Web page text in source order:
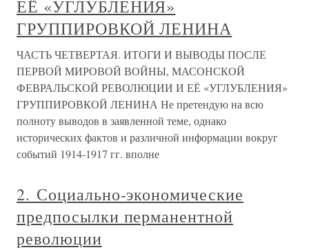
ЕЁ «УГЛУБЛЕНИЯ»
ГРУППИРОВКОЙ ЛЕНИНА
ЧАСТЬ ЧЕТВЕРТАЯ. ИТОГИ И ВЫВОДЫ ПОСЛЕ
ПЕРВОЙ МИРОВОЙ ВОЙНЫ, МАСОНСКОЙ
ФЕВРАЛЬСКОЙ РЕВОЛЮЦИИ И ЕЁ «УГЛУБЛЕНИЯ»
ГРУППИРОВКОЙ ЛЕНИНА Не претендую на всю
полноту выводов в заявленной теме, однако
исторических фактов и различной информации вокруг
событий 1914-1917 гг. вполне
2. Социально-экономические
предпосылки перманентной
революции